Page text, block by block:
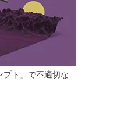
プト」で不適切な